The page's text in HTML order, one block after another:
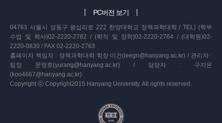
PC버전 보기
04763 서울시 성동구 왕십리로 222 한양대학교 정책과학대학 / TEL) (학부
수업 및 학사)02-2220-2762 / (학적 및 장학)02-2220-2764 / (대학원)02-
2220-0830 / FAX 02-2220-2763
홈페이지 책임자 : 정책과학대학 학장 이건(leegn@hanyang.ac.kr) / 관리자 :
팀장 문영호(yurang@hanyang.ac.kr) / 담당자 : 구지은
(koo4667@hanyang.ac.kr)
Copyright ⓒ Copyright2015 Hanyang University. All rights reserved.